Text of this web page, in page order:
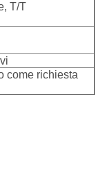
T/T
come richiesta